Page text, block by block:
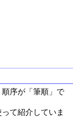
序が「筆順」で
て紹介していま